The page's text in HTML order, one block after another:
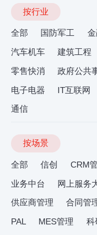
按行业
全部 国防军工
汽车机车
建筑工程
零售快消
政府公共
电子电器
IT互联网
通信
按场景
全部 信创 CRM
业务中台
网上服务
供应商管理
合同管
PAL
MES管理 科